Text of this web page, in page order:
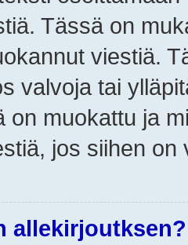
Tässä on
viestiä.
valvoja tai
on muokattu ja
jos siihen on
allekirjoutksen?